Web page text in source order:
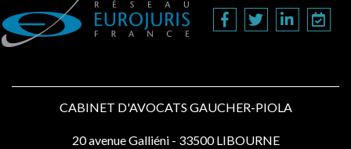
CABINET D'AVOCATS GAUCHER-PIOLA
20 avenue Galliéni - 33500 LIBOURNE